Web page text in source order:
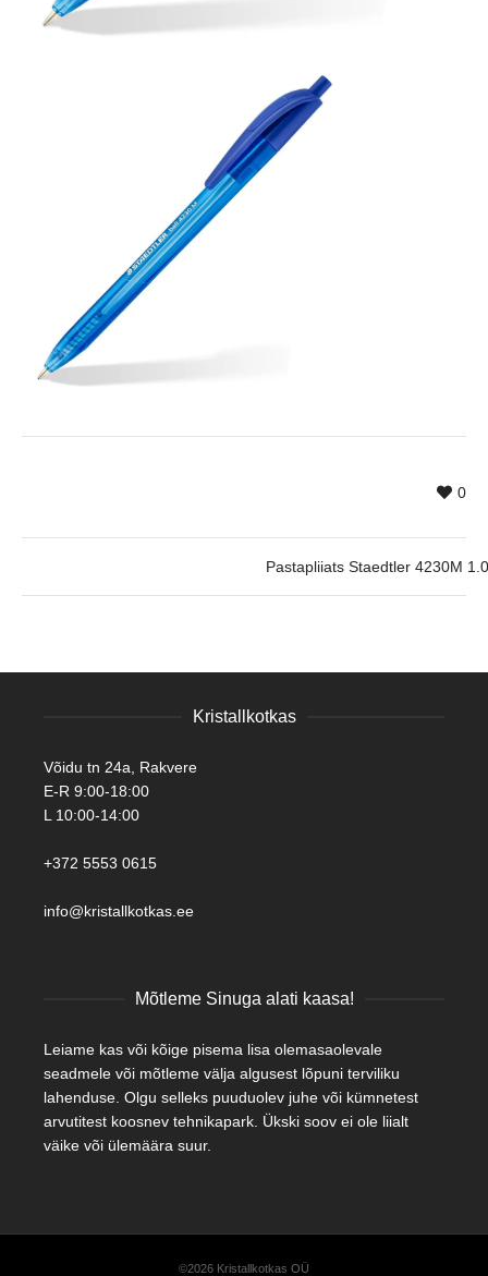
0
Pastapliiats Staedtler 4230M
Kristallkotkas
Võidu tn 24a, Rakvere
E-R 9:00-18:00
L 10:00-14:00
+372 5553 0615
info@kristallkotkas.ee
Mõtleme Sinuga alati kaasa!
Leiame kas või kõige pisema lisa olemasaolevale
seadmele või mõtleme välja algusest lõpuni terviliku
lahenduse. Olgu selleks puuduolev juhe või kümnetest
arvutitest koosnev tehnikapark. Ükski soov ei ole liialt
väike või ülemäära suur.
©2026 Kristallkotkas OÜ